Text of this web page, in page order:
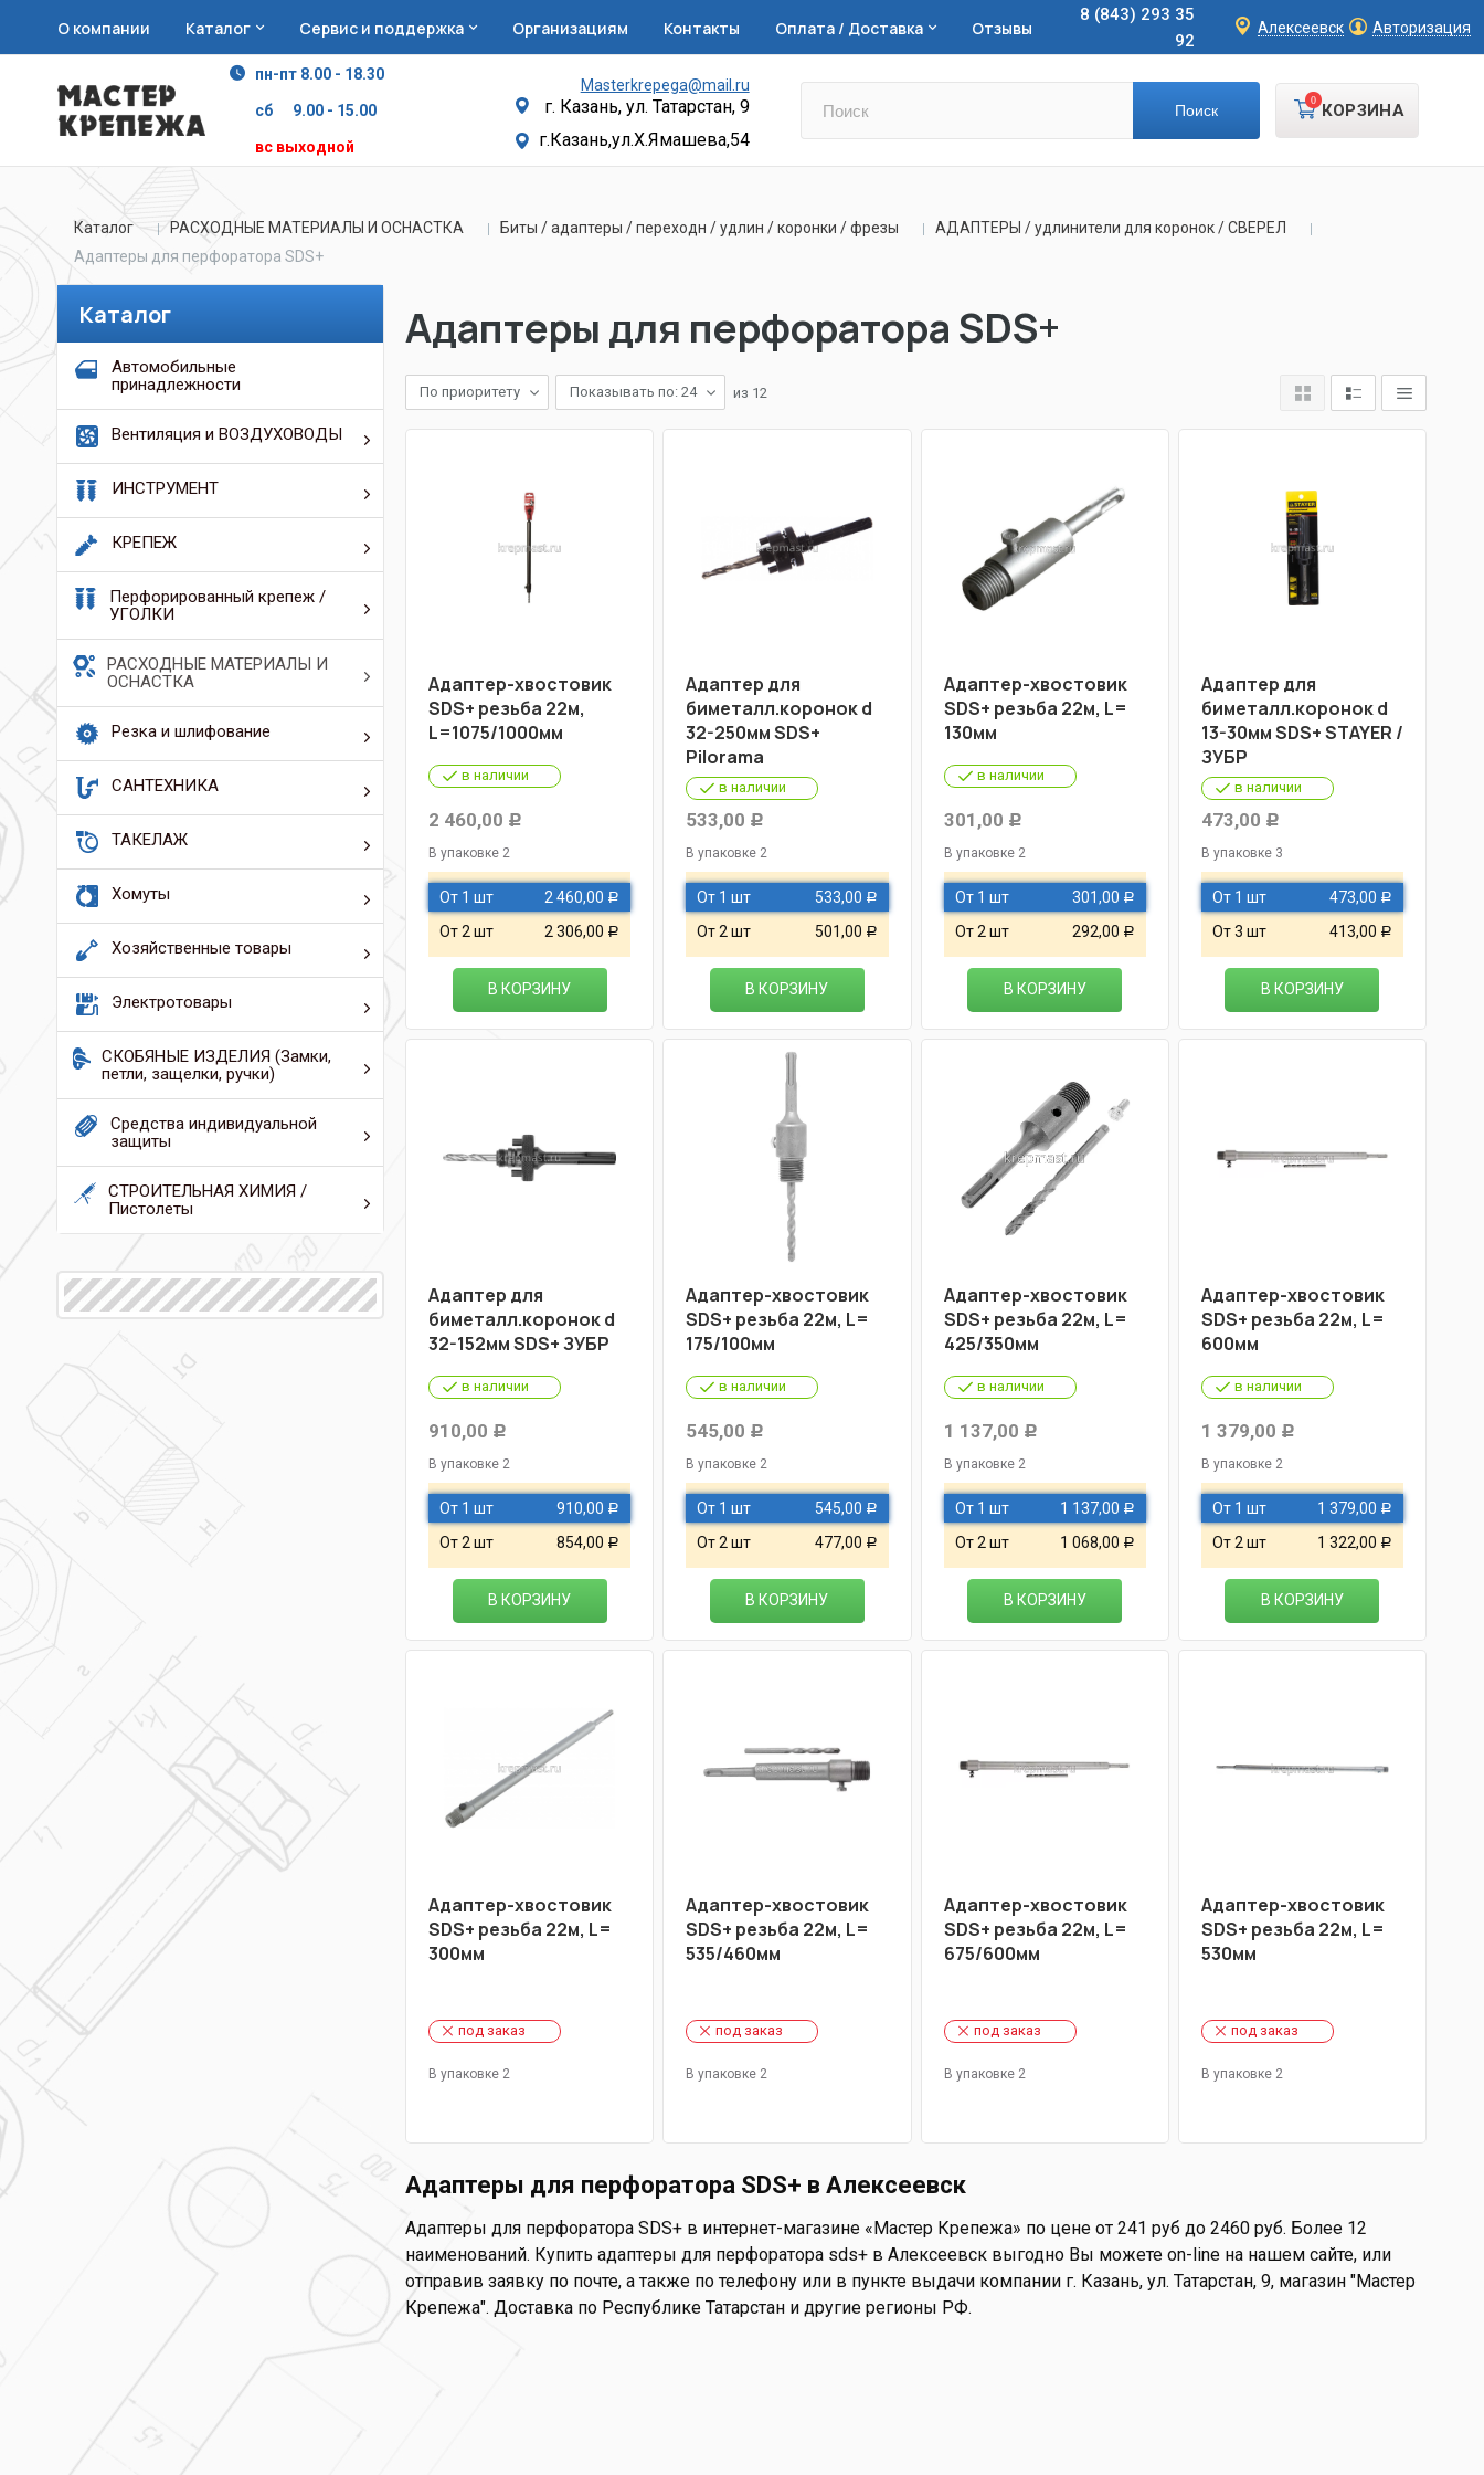
О компании Каталог Сервис и поддержка Организациям Контакты Оплата / Доставка Отзывы
8 (843) 293 35
92
Алексеевск Авторизация
пн-пт 8.00 - 18.30
сб 9.00 - 15.00
вс выходной
Masterkrepega@mail.ru
г. Казань, ул. Татарстан, 9
г.Казань,ул.Х.Ямашева,54
КОРЗИНА
0
Каталог РАСХОДНЫЕ МАТЕРИАЛЫ И ОСНАСТКА Биты / адаптеры / переходн / удлин / коронки / фрезы
АДАПТЕРЫ / удлинители для коронок / СВЕРЕЛ
Адаптеры для перфоратора SDS+
Каталог
Автомобильные
принадлежности
Вентиляция и ВОЗДУХОВОДЫ
ИНСТРУМЕНТ
КРЕПЕЖ
Перфорированный крепеж /
УГОЛКИ
РАСХОДНЫЕ МАТЕРИАЛЫ И
ОСНАСТКА
Резка и шлифование
САНТЕХНИКА
ТАКЕЛАЖ
Хомуты
Хозяйственные товары
Электротовары
СКОБЯНЫЕ ИЗДЕЛИЯ (Замки,
петли, защелки, ручки)
Средства индивидуальной
защиты
СТРОИТЕЛЬНАЯ ХИМИЯ /
Пистолеты
Адаптеры для перфоратора SDS+
По приоритету Показывать по: 24 из 12
Адаптер-хвостовик
SDS+ резьба 22м,
L=1075/1000мм
в наличии
2 460,00 Р
В упаковке 2
От 1 шт 2 460,00 Р
От 2 шт 2 306,00 Р
В КОРЗИНУ
Адаптер для
биметалл.коронок d
32-250мм SDS+
Pilorama
в наличии
533,00 Р
В упаковке 2
От 1 шт 533,00 Р
От 2 шт 501,00 Р
В КОРЗИНУ
Адаптер-хвостовик
SDS+ резьба 22м, L=
130мм
в наличии
301,00 Р
В упаковке 2
От 1 шт 301,00 Р
От 2 шт 292,00 Р
В КОРЗИНУ
Адаптер для
биметалл.коронок d
13-30мм SDS+ STAYER /
ЗУБР
в наличии
473,00 Р
В упаковке 3
От 1 шт 473,00 Р
От 3 шт 413,00 Р
В КОРЗИНУ
Адаптер для
биметалл.коронок d
32-152мм SDS+ ЗУБР
в наличии
910,00 Р
В упаковке 2
От 1 шт 910,00 Р
От 2 шт 854,00 Р
В КОРЗИНУ
Адаптер-хвостовик
SDS+ резьба 22м, L=
175/100мм
в наличии
545,00 Р
В упаковке 2
От 1 шт 545,00 Р
От 2 шт 477,00 Р
В КОРЗИНУ
Адаптер-хвостовик
SDS+ резьба 22м, L=
425/350мм
в наличии
1 137,00 Р
В упаковке 2
От 1 шт 1 137,00 Р
От 2 шт 1 068,00 Р
В КОРЗИНУ
Адаптер-хвостовик
SDS+ резьба 22м, L=
600мм
в наличии
1 379,00 Р
В упаковке 2
От 1 шт 1 379,00 Р
От 2 шт 1 322,00 Р
В КОРЗИНУ
Адаптер-хвостовик
SDS+ резьба 22м, L=
300мм
под заказ
В упаковке 2
Адаптер-хвостовик
SDS+ резьба 22м, L=
535/460мм
под заказ
В упаковке 2
Адаптер-хвостовик
SDS+ резьба 22м, L=
675/600мм
под заказ
В упаковке 2
Адаптер-хвостовик
SDS+ резьба 22м, L=
530мм
под заказ
В упаковке 2
Адаптеры для перфоратора SDS+ в Алексеевск
Адаптеры для перфоратора SDS+ в интернет-магазине «Мастер Крепежа» по цене от 241 руб до 2460 руб. Более 12
наименований. Купить адаптеры для перфоратора sds+ в Алексеевск выгодно Вы можете on-line на нашем сайте, или
отправив заявку по почте, а также по телефону или в пункте выдачи компании г. Казань, ул. Татарстан, 9, магазин "Мастер
Крепежа". Доставка по Республике Татарстан и другие регионы РФ.